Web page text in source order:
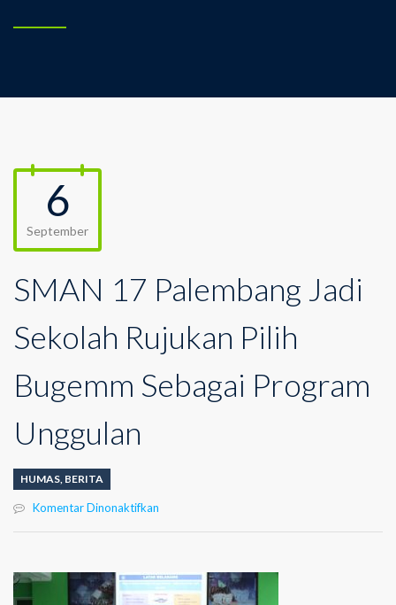
6
September
SMAN 17 Palembang Jadi
Sekolah Rujukan Pilih
Bugemm Sebagai Program
Unggulan
HUMAS, BERITA
Komentar Dinonaktifkan
Jadi
Sekolah